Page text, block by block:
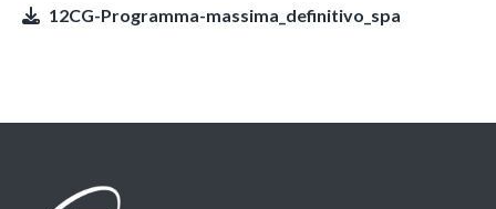
12CG-Programma-massima_definitivo_spa